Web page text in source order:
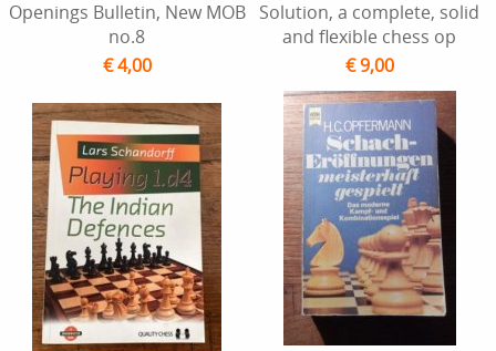
Openings Bulletin, New MOB
no.8
€ 4,00
Solution, a complete, solid
and flexible chess op
€ 9,00